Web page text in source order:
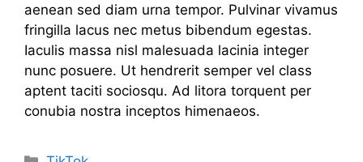
aenean sed diam urna tempor. Pulvinar vivamus
fringilla lacus nec metus bibendum egestas.
Iaculis massa nisl malesuada lacinia integer
nunc posuere. Ut hendrerit semper vel class
aptent taciti sociosqu. Ad litora torquent per
conubia nostra inceptos himenaeos.
Categories